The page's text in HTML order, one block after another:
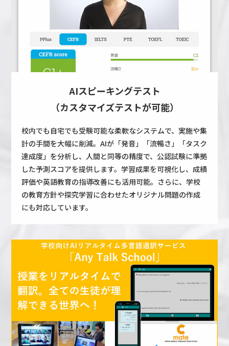
AIスピーキングテスト
（カスタマイズテストが可能）
校内でも自宅でも受験可能な柔軟なシステムで、実施や集
計の手間を大幅に削減。AIが「発音」「流暢さ」「タスク
達成度」を分析し、人間と同等の精度で、公認試験に準拠
した予測スコアを提供します。学習成果を可視化し、成績
評価や英語教育の指導改善にも活用可能。さらに、学校
の教育方針や探究学習に合わせたオリジナル問題の作成
にも対応しています。